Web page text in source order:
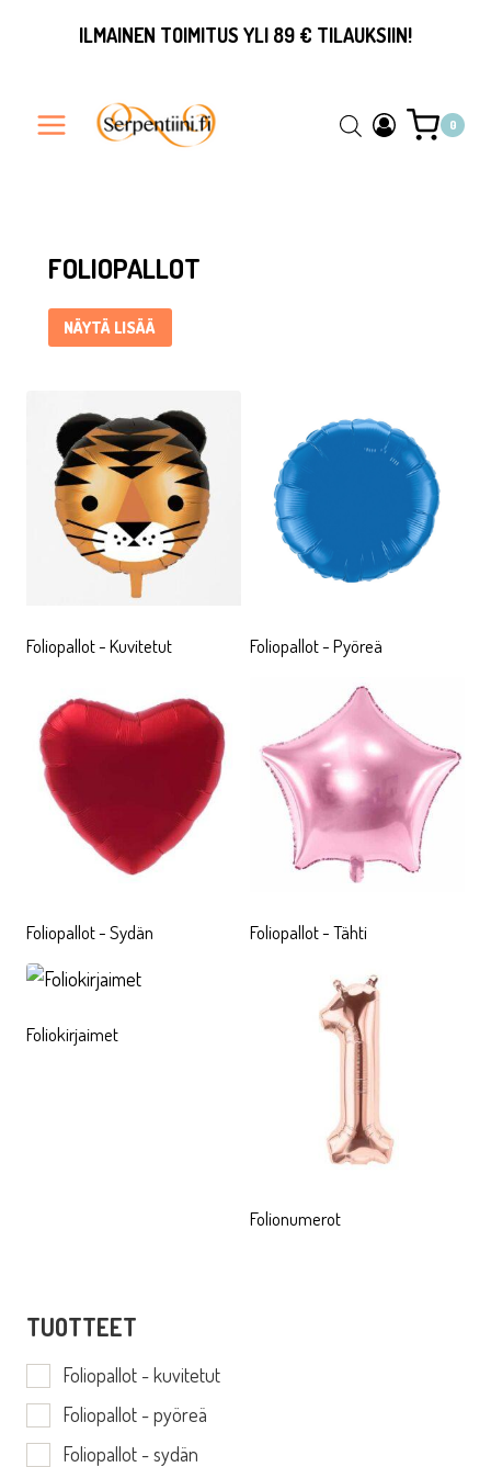
ILMAINEN TOIMITUS YLI 89 € TILAUKSIIN!
0
Foliopallot ... Content continues. Activate the Näytä lisää
FOLIOPALLOT
NÄYTÄ LISÄÄ
Foliopallot - Kuvitetut Foliopallot - Pyöreä
Foliopallot - Sydän Foliopallot - Tähti
Foliokirjaimet
Folionumerot
TUOTTEET
Foliopallot - kuvitetut
Foliopallot - pyöreä
Foliopallot - sydän